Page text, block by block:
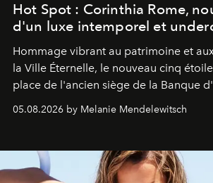
Hot Spot : Corinthia Rome,
d'un luxe intemporel et
Hommage vibrant au patrimoine et
la Ville Éternelle, le nouveau cinq
place de l'ancien siège de la Banque
de vivre Romain dans toute son
05.08.2026 by Melanie Mendelewitsch